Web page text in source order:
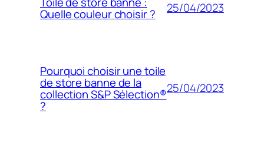
Quelle couleur choisir ? 25/04/2023
Pourquoi choisir une toile
de store banne de la
collection S&P Sélection®
?
25/04/2023